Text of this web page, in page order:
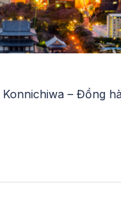
Konnichiwa – Đồng